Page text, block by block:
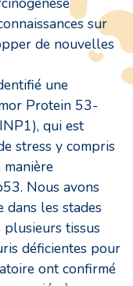
sur
de nouvelles
une
Protein 53-
qui est
stress y compris
manière
Nous avons
les stades
plusieurs tissus
déficientes pour
ont confirmé